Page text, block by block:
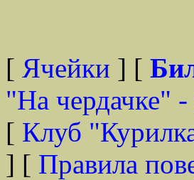
[ Ячейки ] [
"На чердачке" -
[ Клуб
] [ Правила